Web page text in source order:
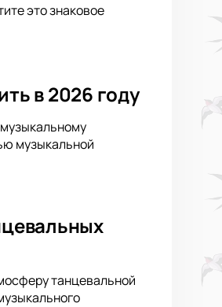
это знаковое
в 2026 году
музыкальной
танцевальной